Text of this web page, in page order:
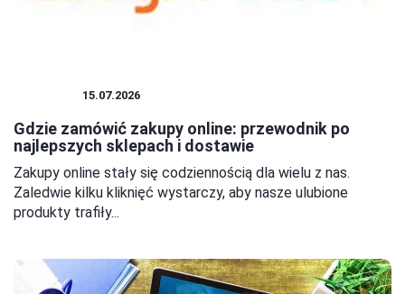
15.07.2026
Gdzie zamówić zakupy online: przewodnik po
najlepszych sklepach i dostawie
Zakupy online stały się codziennością dla wielu z nas.
Zaledwie kilku kliknięć wystarczy, aby nasze ulubione
produkty trafiły...